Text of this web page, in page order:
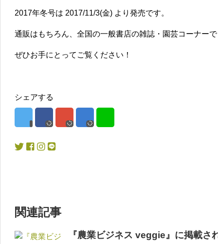
2017年冬号は 2017/11/3(金) より発売です。
通販はもちろん、全国の一般書店の雑誌・園芸コーナー
ぜひお手にとってご覧ください！
シェアする
関連記事
『農業ビジネス veggie』に掲載さ